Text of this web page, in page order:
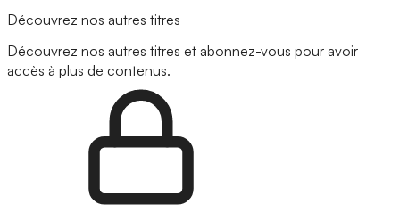
Découvrez nos autres titres
Découvrez nos autres titres et abonnez-vous pour avoir
accès à plus de contenus.